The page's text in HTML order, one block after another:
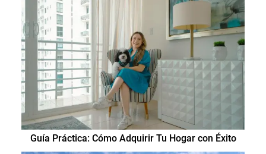
Guía Práctica: Cómo Adquirir Tu Hogar con Éxito